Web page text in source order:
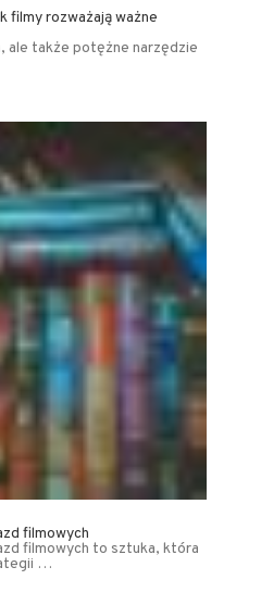
filmy rozważają ważne
ale także potężne narzędzie
filmowych
filmowych to sztuka, która
…